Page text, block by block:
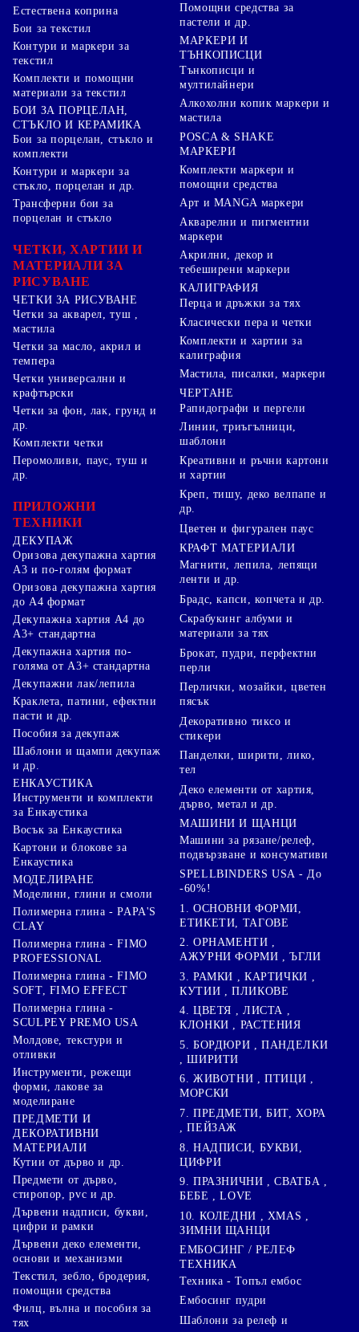
Естествена коприна
Бои за текстил
Контури и маркери за
текстил
Комплекти и помощни
материали за текстил
БОИ ЗА ПОРЦЕЛАН,
СТЪКЛО И КЕРАМИКА
Бои за порцелан, стъкло и
комплекти
Контури и маркери за
стъкло, порцелан и др.
Трансферни бои за
порцелан и стъкло
ЧЕТКИ, ХАРТИИ И
МАТЕРИАЛИ ЗА
РИСУВАНЕ
ЧЕТКИ ЗА РИСУВАНЕ
Четки за акварел, туш ,
мастила
Четки за масло, акрил и
темпера
Четки универсални и
крафтърски
Четки за фон, лак, грунд и
др.
Комплекти четки
Помощни средства за
пастели и др.
МАРКЕРИ И
ТЪНКОПИСЦИ
Тънкописци и
мултилайнери
Алкохолни копик маркери и
мастила
POSCA & SHAKE
МАРКЕРИ
Комплекти маркери и
помощни средства
Арт и MANGA маркери
Акварелни и пигментни
маркери
Акрилни, декор и
тебеширени маркери
КАЛИГРАФИЯ
Перца и дръжки за тях
Класически пера и четки
Комплекти и хартии за
калиграфия
Мастила, писалки, маркери
ЧЕРТАНЕ
Рапидографи и пергели
Линии, триъгълници,
шаблони
Перомоливи, паус, туш и
др.
ПРИЛОЖНИ
ТЕХНИКИ
ДЕКУПАЖ
Оризова декупажна хартия
А3 и по-голям формат
Оризова декупажна хартия
до А4 формат
Декупажна хартия А4 до
А3+ стандартна
Декупажна хартия по-
голяма от А3+ стандартна
Декупажни лак/лепила
Краклета, патини, ефектни
пасти и др.
Пособия за декупаж
Шаблони и щампи декупаж
и др.
ЕНКАУСТИКА
Инструменти и комплекти
за Енкаустика
Восък за Енкаустика
Картони и блокове за
Енкаустика
МОДЕЛИРАНЕ
Моделини, глини и смоли
Полимерна глина - PAPA'S
CLAY
Полимерна глина - FIMO
PROFESSIONAL
Полимерна глина - FIMO
SOFT, FIMO EFFECT
Полимерна глина -
SCULPEY PREMO USA
Молдове, текстури и
отливки
Инструменти, режещи
форми, лакове за
моделиране
ПРЕДМЕТИ И
ДЕКОРАТИВНИ
МАТЕРИАЛИ
Кутии от дърво и др.
Предмети от дърво,
стиропор, pvc и др.
Дървени надписи, букви,
цифри и рамки
Дървени деко елементи,
основи и механизми
Текстил, зебло, бродерия,
помощни средства
Филц, вълна и пособия за
тях
Креативни и ръчни картони
и хартии
Креп, тишу, деко велпапе и
др.
Цветен и фигурален паус
КРАФТ МАТЕРИАЛИ
Магнити, лепила, лепящи
ленти и др.
Брадс, капси, копчета и др.
Скрабукинг албуми и
материали за тях
Брокат, пудри, перфектни
перли
Перлички, мозайки, цветен
пясък
Декоративно тиксо и
стикери
Панделки, ширити, лико,
тел
Деко елементи от хартия,
дърво, метал и др.
МАШИНИ И ЩАНЦИ
Машини за рязане/релеф,
подвързване и консумативи
SPELLBINDERS USA - До
-60%!
1. ОСНОВНИ ФОРМИ,
ЕТИКЕТИ, ТАГОВЕ
2. ОРНАМЕНТИ ,
АЖУРНИ ФОРМИ , ЪГЛИ
3. РАМКИ , КАРТИЧКИ ,
КУТИИ , ПЛИКОВЕ
4. ЦВЕТЯ , ЛИСТА ,
КЛОНКИ , РАСТЕНИЯ
5. БОРДЮРИ , ПАНДЕЛКИ
, ШИРИТИ
6. ЖИВОТНИ , ПТИЦИ ,
МОРСКИ
7. ПРЕДМЕТИ, БИТ, ХОРА
, ПЕЙЗАЖ
8. НАДПИСИ, БУКВИ,
ЦИФРИ
9. ПРАЗНИЧНИ , СВАТБА ,
БЕБЕ , LOVE
10. КОЛЕДНИ , XMAS ,
ЗИМНИ ЩАНЦИ
ЕМБОСИНГ / РЕЛЕФ
ТЕХНИКА
Техника - Топъл ембос
Ембосинг пудри
Шаблони за релеф и